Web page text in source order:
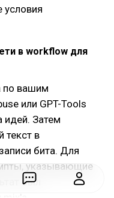
условия
в workflow для
по вашим
или GPT-Tools
Затем
текст в
бита. Для
указывающие
был